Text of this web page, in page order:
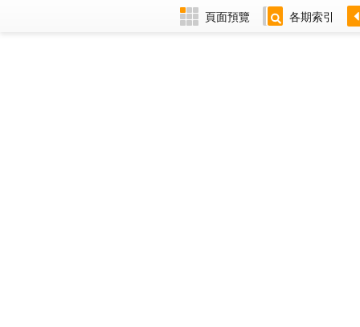
頁面預覽 各期索引